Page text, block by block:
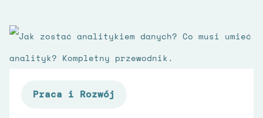
Praca i Rozwój